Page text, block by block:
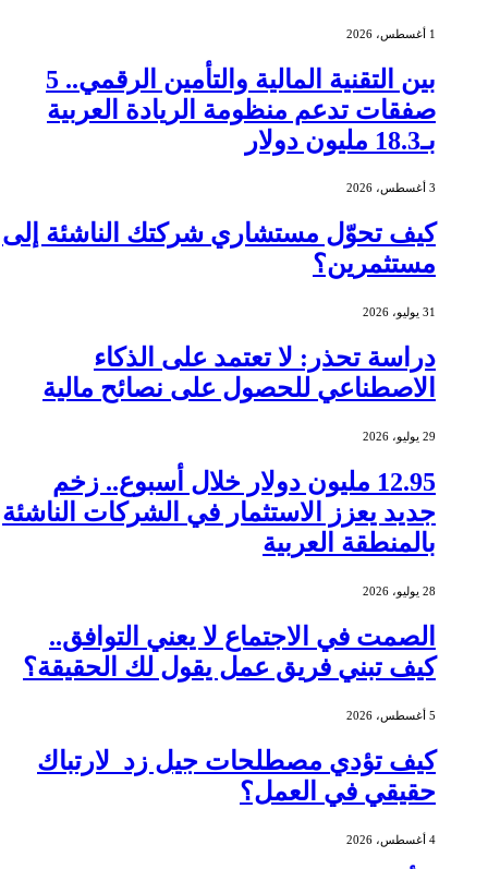
1 أغسطس، 2026
بين التقنية المالية والتأمين الرقمي.. 5
صفقات تدعم منظومة الريادة العربية
بـ18.3 مليون دولار
3 أغسطس، 2026
كيف تحوّل مستشاري شركتك الناشئة إلى
مستثمرين؟
31 يوليو، 2026
دراسة تحذر: لا تعتمد على الذكاء
الاصطناعي للحصول على نصائح مالية
29 يوليو، 2026
12.95 مليون دولار خلال أسبوع.. زخم
جديد يعزز الاستثمار في الشركات الناشئة
بالمنطقة العربية
28 يوليو، 2026
الصمت في الاجتماع لا يعني التوافق..
كيف تبني فريق عمل يقول لك الحقيقة؟
5 أغسطس، 2026
كيف تؤدي مصطلحات جيل زد لارتباك
حقيقي في العمل؟
4 أغسطس، 2026